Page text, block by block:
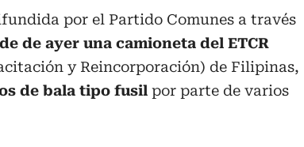
por el Partido Comunes a través
de ayer una camioneta del ETCR
y Reincorporación) de Filipinas,
de bala tipo fusil por parte de varios